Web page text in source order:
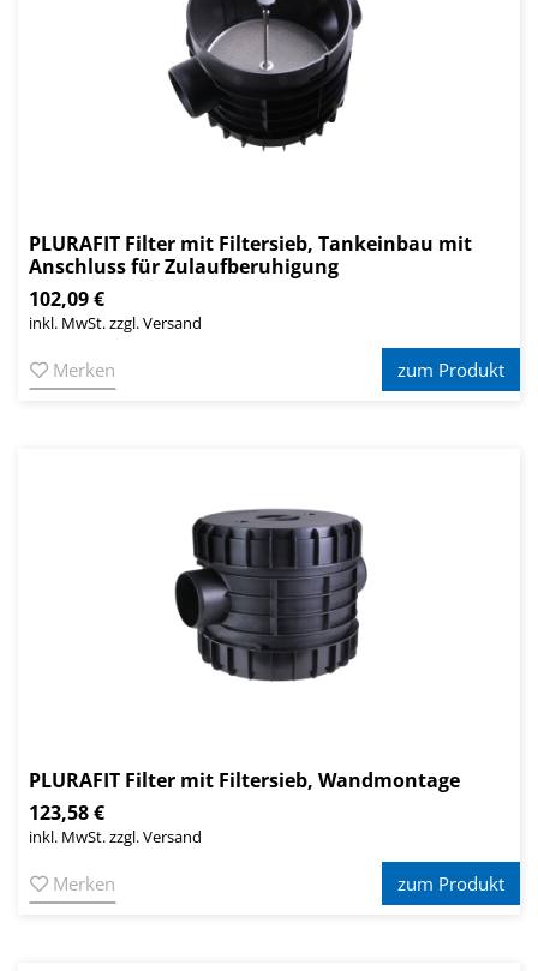
PLURAFIT Filter mit Filtersieb, Tankeinbau mit
Anschluss für Zulaufberuhigung
102,09 €
inkl. MwSt. zzgl. Versand
Merken zum Produkt
PLURAFIT Filter mit Filtersieb, Wandmontage
123,58 €
inkl. MwSt. zzgl. Versand
Merken zum Produkt